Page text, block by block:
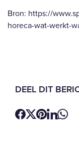
Bron: https://
horeca-wat-werkt-
DEEL DIT